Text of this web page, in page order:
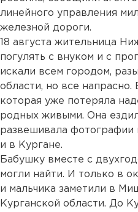
линейного управления
железной дороги.
18 августа жительница
погулять с внуком и с
искали всем городом,
области, но все напрасно.
которая уже потеряла
родных живыми. Она
развешивала фотографии
и в Кургане.
Бабушку вместе с
могли найти. И только в
и мальчика заметили в
Курганской области. До